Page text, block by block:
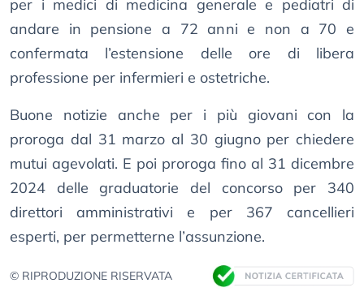
per i medici di medicina generale e pediatri di
andare in pensione a 72 anni e non a 70 e
confermata l’estensione delle ore di libera
professione per infermieri e ostetriche.
Buone notizie anche per i più giovani con la
proroga dal 31 marzo al 30 giugno per chiedere
mutui agevolati. E poi proroga fino al 31 dicembre
2024 delle graduatorie del concorso per 340
direttori amministrativi e per 367 cancellieri
esperti, per permetterne l’assunzione.
© RIPRODUZIONE RISERVATA